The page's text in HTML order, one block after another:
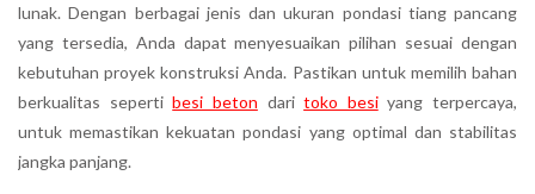
lunak. Dengan berbagai jenis dan ukuran pondasi tiang pancang
yang tersedia, Anda dapat menyesuaikan pilihan sesuai dengan
kebutuhan proyek konstruksi Anda. Pastikan untuk memilih bahan
berkualitas sepertibesi beton daritoko besiyang terpercaya,
untuk memastikan kekuatan pondasi yang optimal dan stabilitas
jangka panjang.